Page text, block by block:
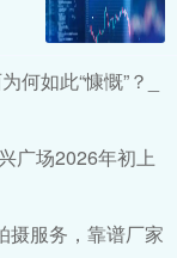
何如此“慷慨”？_
广场2026年初上
摄服务，靠谱厂家